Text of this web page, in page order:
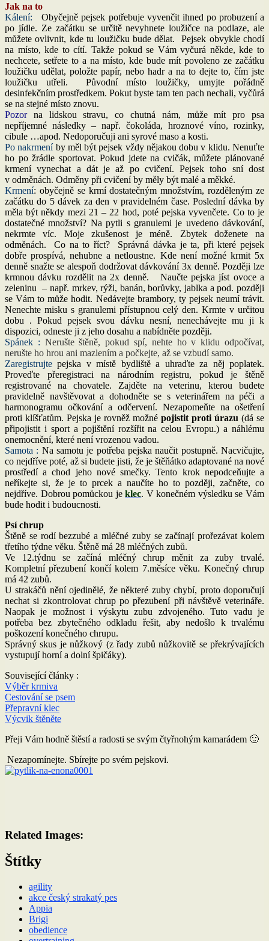
Jak na to
Kálení:
Obyčejně pejsek potřebuje vyvenčit ihned po probuzení a
po jídle. Ze začátku se určitě nevyhnete loužičce na podlaze, ale
můžete ovlivnit, kde tu loužičku bude dělat. Pejsek obvykle chodí
na místo, kde to cítí. Takže pokud se Vám vyčurá někde, kde to
nechcete, setřete to a na místo, kde bude mít povoleno ze začátku
loužičku udělat, položte papír, nebo hadr a na to dejte to, čím jste
loužičku utřeli. Původní místo loužičky, umyjte pořádně
desinfekčním prostředkem. Pokut byste tam ten pach nechali, vyčůrá
se na stejné místo znovu.
Pozorna lidskou stravu, co chutná nám, může mít pro psa
nepříjemné následky – např. čokoláda, hroznové víno, rozinky,
cibule …apod. Nedoporučuji ani syrové maso a kosti.
Po nakrmeníby měl být pejsek vždy nějakou dobu v klidu. Nenuťte
ho po žrádle sportovat. Pokud jdete na cvičák, můžete plánované
krmení vynechat a dát je až po cvičení. Pejsek toho sní dost
v odměnách. Odměny při cvičení by měly být malé a měkké.
Krmení: obyčejně se krmí dostatečným množstvím, rozděleným ze
začátku do 5 dávek za den v pravidelném čase. Poslední dávka by
měla být někdy mezi 21 – 22 hod, poté pejska vyvenčete. Co to je
dostatečné množství? Na pytli s granulemi je uvedeno dávkování,
nekrmte víc. Moje zkušenost je méně. Zbytek doženete na
odměnách. Co na to říct? Správná dávka je ta, při které pejsek
dobře prospívá, nehubne a netloustne. Kde není možné krmit 5x
denně snažte se alespoň dodržovat dávkování 3x denně. Později lze
krmnou dávku rozdělit na 2x denně. Naučte pejska jíst ovoce a
zeleninu – např. mrkev, rýži, banán, borůvky, jablka a pod. později
se Vám to může hodit. Nedávejte brambory, ty pejsek neumí trávit.
Nenechte misku s granulemi přístupnou celý den. Krmte v určitou
dobu . Pokud pejsek svou dávku nesní, nenechávejte mu ji k
dispozici, odneste ji z jeho dosahu a nabídněte později.
Spánek : Nerušte štěně, pokud spí, nehte ho v klidu odpočívat,
nerušte ho hrou ani mazlením a počkejte, až se vzbudí samo.
Zaregistrujte pejska v místě bydliště a uhraďte za něj poplatek.
Proveďte přeregistraci na národním registru, pokud je štěně
registrované na chovatele. Zajděte na veterinu, kterou budete
pravidelně navštěvovat a dohodněte se s veterinářem na péči a
harmonogramu očkování a odčervení. Nezapomeňte na ošetření
proti klíšťatům. Pejska je rovněž možné pojistit proti úrazu (dá se
připojistit i sport a pojištění rozšířit na celou Evropu.) a náhlému
onemocnění, které není vrozenou vadou.
Samota : Na samotu je potřeba pejska naučit postupně. Nacvičujte,
co nejdříve poté, až si budete jisti, že je štěňátko adaptované na nové
prostředí a chod jeho nové smečky. Tento krok nepodceňujte a
neříkejte si, že je to prcek a naučíte ho to později, začněte, co
nejdříve. Dobrou pomůckou jeklec. V konečném výsledku se Vám
bude hodit i budoucnosti.
Psí chrup
Štěně se rodí bezzubé a mléčné zuby se začínají prořezávat kolem
třetího týdne věku. Štěně má 28 mléčných zubů.
Ve 12.týdnu se začíná mléčný chrup měnit za zuby trvalé.
Kompletní přezubení končí kolem 7.měsíce věku. Konečný chrup
má 42 zubů.
U strakáčů nění ojedinělé, že některé zuby chybí, proto doporučují
nechat si zkontrolovat chrup po přezubení při návštěvě veterináře.
Naopak je možnost i výskytu zubu zdvojeného. Tuto vadu je
potřeba bez zbytečného odkladu řešit, aby nedošlo k trvalému
poškození konečného chrupu.
Správný skus je nůžkový (z řady zubů nůžkovitě se překrývajících
vystupují horní a dolní špičáky).
Související články :
Výběr krmiva
Cestování se psem
Přepravní klec
Výcvik štěněte
Přeji Vám hodně štěstí a radosti se svým čtyřnohým kamarádem 🙂
Nezapomínejte. Sbírejte po svém pejskovi.
Related Images:
Štítky
agility
akce český strakatý pes
Appia
Brigi
obedience